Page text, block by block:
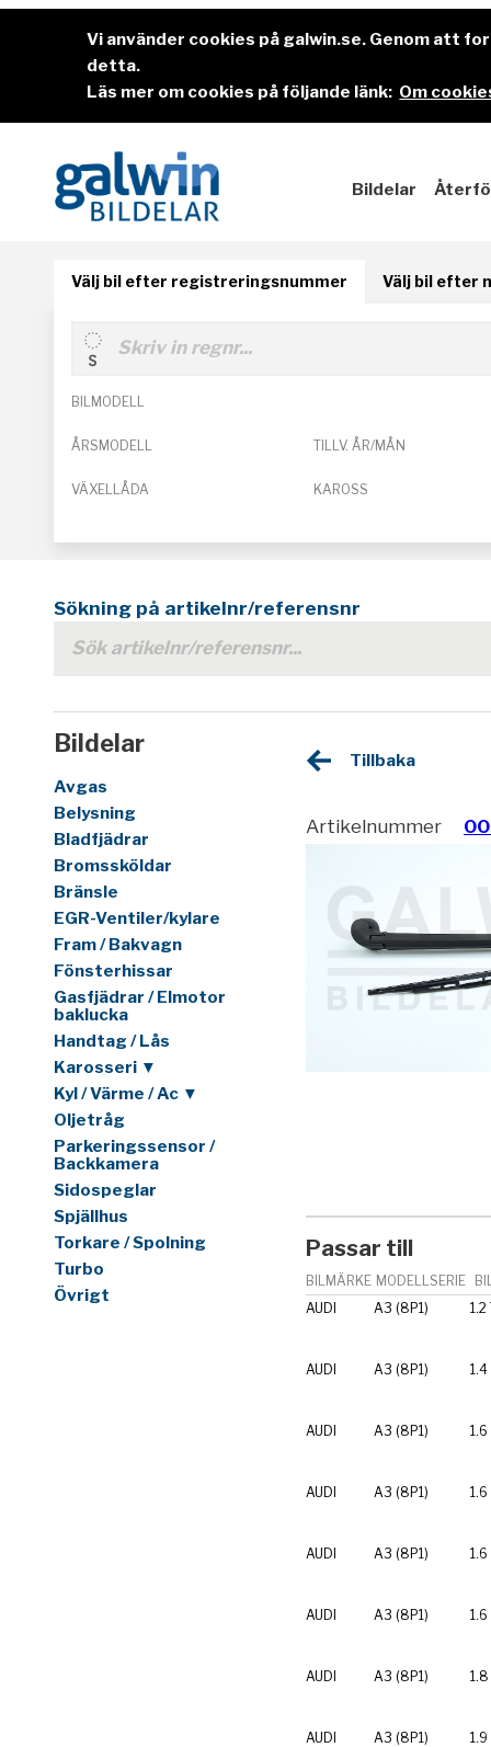
Vi använder cookies på galwin.se. Genom att
detta.
Läs mer om cookies på följande länk: Om
Bildelar
Välj bil efter registreringsnummer Välj bil efter
BILMODELL
ÅRSMODELL TILLV. ÅR/MÅN
VÄXELLÅDA KAROSS
Sökning på artikelnr/referensnr
Bildelar
Avgas
Belysning
Bladfjädrar
Bromssköldar
Bränsle
EGR-Ventiler/kylare
Fram / Bakvagn
Fönsterhissar
Gasfjädrar / Elmotor
baklucka
Handtag / Lås
Karosseri ▼
Kyl / Värme / Ac ▼
Oljetråg
Parkeringssensor /
Backkamera
Sidospeglar
Spjällhus
Torkare / Spolning
Turbo
Övrigt
Tillbaka
Artikelnummer
Passar till
BILMÄRKE MODELLSERIE
AUDI
A3 (8P1) 1.2
AUDI A3 (8P1) 1.4
AUDI A3 (8P1) 1.6
AUDI A3 (8P1)
AUDI A3 (8P1) 1.6
AUDI A3 (8P1) 1.6
AUDI A3 (8P1) 1.8
AUDI A3 (8P1) 1.9